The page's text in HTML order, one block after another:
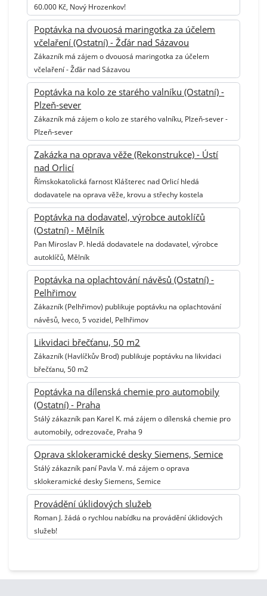
60.000 Kč, Nový Hrozenkov!
Poptávka na dvouosá maringotka za účelem
včelaření (Ostatní) - Žďár nad Sázavou
Zákazník má zájem o dvouosá maringotka za účelem
včelaření - Žďár nad Sázavou
Poptávka na kolo ze starého valníku (Ostatní) -
Plzeň-sever
Zákazník má zájem o kolo ze starého valníku, Plzeň-sever -
Plzeň-sever
Zakázka na oprava věže (Rekonstrukce) - Ústí
nad Orlicí
Římskokatolická farnost Klášterec nad Orlicí hledá
dodavatele na oprava věže, krovu a střechy kostela
Poptávka na dodavatel, výrobce autoklíčů
(Ostatní) - Mělník
Pan Miroslav P. hledá dodavatele na dodavatel, výrobce
autoklíčů, Mělník
Poptávka na oplachtování návěsů (Ostatní) -
Pelhřimov
Zákazník (Pelhřimov) publikuje poptávku na oplachtování
návěsů, Iveco, 5 vozidel, Pelhřimov
Likvidaci břečťanu, 50 m2
Zákazník (Havlíčkův Brod) publikuje poptávku na likvidaci
břečťanu, 50 m2
Poptávka na dílenská chemie pro automobily
(Ostatní) - Praha
Stálý zákazník pan Karel K. má zájem o dílenská chemie pro
automobily, odrezovače, Praha 9
Oprava sklokeramické desky Siemens, Semice
Stálý zákazník paní Pavla V. má zájem o oprava
sklokeramické desky Siemens, Semice
Provádění úklidových služeb
Roman J. žádá o rychlou nabídku na provádění úklidových
služeb!